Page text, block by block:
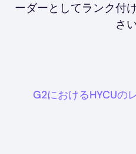
ーダーとしてランク付
さい
G2におけるHYCUの